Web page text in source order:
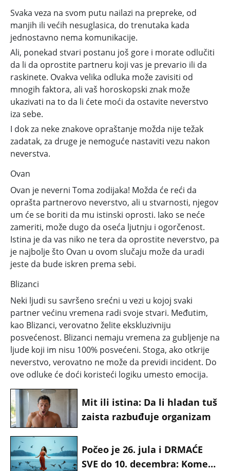
Svaka veza na svom putu nailazi na prepreke, od
manjih ili većih nesuglasica, do trenutaka kada
jednostavno nema komunikacije.
Ali, ponekad stvari postanu još gore i morate odlučiti
da li da oprostite partneru koji vas je prevario ili da
raskinete. Ovakva velika odluka može zavisiti od
mnogih faktora, ali vaš horoskopski znak može
ukazivati na to da li ćete moći da ostavite neverstvo
iza sebe.
I dok za neke znakove opraštanje možda nije težak
zadatak, za druge je nemoguće nastaviti vezu nakon
neverstva.
Ovan
Ovan je neverni Toma zodijaka! Možda će reći da
oprašta partnerovo neverstvo, ali u stvarnosti, njegov
um će se boriti da mu istinski oprosti. Iako se neće
zameriti, može dugo da oseća ljutnju i ogorčenost.
Istina je da vas niko ne tera da oprostite neverstvo, pa
je najbolje što Ovan u ovom slučaju može da uradi
jeste da bude iskren prema sebi.
Blizanci
Neki ljudi su savršeno srećni u vezi u kojoj svaki
partner većinu vremena radi svoje stvari. Međutim,
kao Blizanci, verovatno želite ekskluzivniju
posvećenost. Blizanci nemaju vremena za gubljenje na
ljude koji im nisu 100% posvećeni. Stoga, ako otkrije
neverstvo, verovatno ne može da previdi incident. Do
ove odluke će doći koristeći logiku umesto emocija.
Mit ili istina: Da li hladan tuš
zaista razbuđuje organizam
Počeo je 26. jula i DRMAĆE
SVE do 10. decembra: Kome